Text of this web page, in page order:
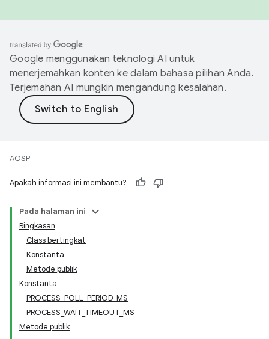
Google menggunakan teknologi AI untuk
menerjemahkan konten ke dalam bahasa pilihan Anda.
Terjemahan AI mungkin mengandung kesalahan.
AOSP
Apakah informasi ini membantu?
Pada halaman ini
Ringkasan
Class bertingkat
Konstanta
Metode publik
Konstanta
PROCESS_POLL_PERIOD_MS
PROCESS_WAIT_TIMEOUT_MS
Metode publik